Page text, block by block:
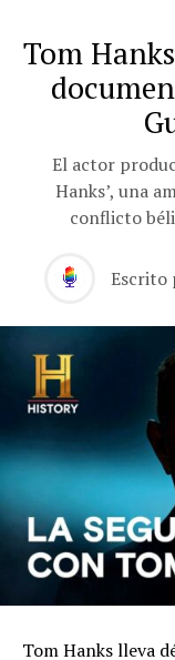
Tom
El actor
Hanks’, una
conflicto
Escrito
Tom Hanks lleva